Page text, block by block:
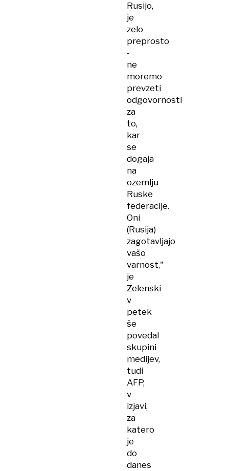
Rusijo,
je
zelo
preprosto
-
ne
moremo
prevzeti
odgovornosti
za
to,
kar
se
dogaja
na
ozemlju
Ruske
federacije.
Oni
(Rusija)
zagotavljajo
vašo
varnost,"
je
Zelenski
v
petek
še
povedal
skupini
medijev,
tudi
AFP,
v
izjavi,
za
katero
je
do
danes